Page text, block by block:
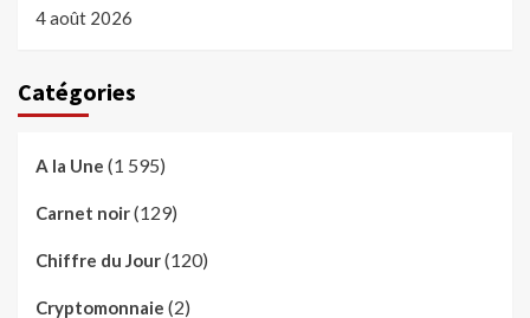
4 août 2026
Catégories
A la Une (1 595)
Carnet noir(129)
Chiffre du Jour(120)
Cryptomonnaie (2)